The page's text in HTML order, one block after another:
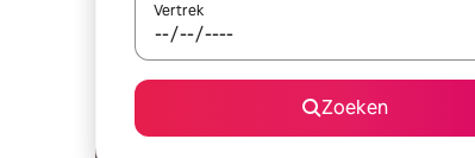
Vertrek
Zoeken